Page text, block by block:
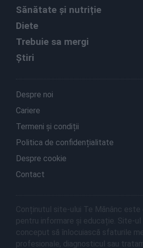
Sănătate și nutriție
Diete
Trebuie sa mergi
Știri
Despre noi
Cariere
Termeni și condiții
Politica de confidențialitate
Despre cookie
Contact
Conținutul site-ului Te Mănânc
pentru informare și educație. Site-
conceput să înlocuiască sfaturile
profesionale, diagnosticul sau